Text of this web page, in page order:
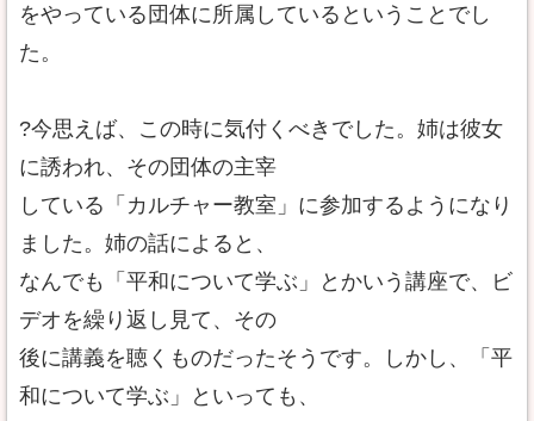
をやっている団体に所属しているということでし
た。
?今思えば、この時に気付くべきでした。姉は彼女
に誘われ、その団体の主宰
している「カルチャー教室」に参加するようになり
ました。姉の話によると、
なんでも「平和について学ぶ」とかいう講座で、ビ
デオを繰り返し見て、その
後に講義を聴くものだったそうです。しかし、「平
和について学ぶ」といっても、